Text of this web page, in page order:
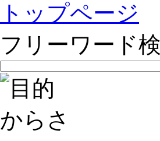
トップページ
フリーワード